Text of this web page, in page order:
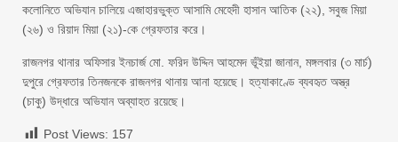
কলোনিতে অভিযান চালিয়ে এজাহারভুক্ত আসামি মেহেদী হাসান আতিক (২২), সবুজ মিয়া
(২৬) ও রিয়াদ মিয়া (২১)-কে গ্রেফতার করে।
রাজনগর থানার অফিসার ইনচার্জ মো. ফরিদ উদ্দিন আহমেদ ভূঁইয়া জানান, মঙ্গলবার (৩ মার্চ)
দুপুরে গ্রেফতার তিনজনকে রাজনগর থানায় আনা হয়েছে। হত্যাকাণ্ডে ব্যবহৃত অস্ত্র
(চাকু) উদ্ধারে অভিযান অব্যাহত রয়েছে।
Post Views: 157